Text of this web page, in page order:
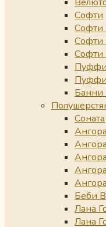
Софти
Софти
Софти
Софти
Пуффи
Банни
Соната
Беби
Лана
Лана